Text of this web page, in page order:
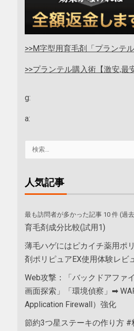
>>M字型用育毛剤「プランテ
>>プランテル購入術【激安,最
g:
a:
人気記事
最も訪問者が多かった記事 10 件 (過
育毛剤成分比較(試用1)
薄毛ハゲにはピカイチ薬用ポ
剤ポリピュアEX使用体験レビ
Web攻撃：「バックドアファ
画面探索」「環境偵察」➡
Application Firewall）強化
節約3つ星ステーキの作り方